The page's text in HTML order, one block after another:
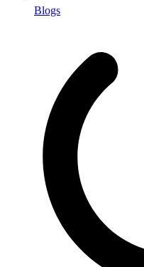
Blogs